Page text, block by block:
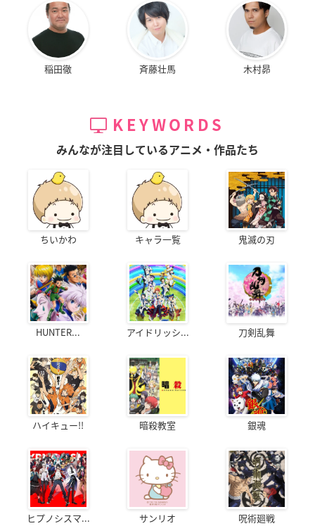
稲田徹 斉藤壮馬 木村昴
KEYWORDS
みんなが注目しているアニメ・作品たち
ちいかわ キャラ一覧 鬼滅の刃
HUNTER... アイドリッシ... 刀剣乱舞
ハイキュー!! 暗殺教室 銀魂
ヒプノシスマ... サンリオ 呪術廻戦